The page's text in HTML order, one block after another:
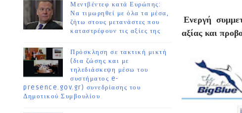
Μεντβέντεφ κατά Ευρώπης:
Να τιμωρηθεί με όλα τα μέσα,
ζήτω στους μετανάστες που
καταστρέφουν τις αξίες της
Πρόσκληση σε τακτική μικτή
(δια ζώσης και με
τηλεδιάσκεψη μέσω του
συστήματος e-
presence.gov.gr) συνεδρίασης του
Δημοτικού Συμβουλίου
Ενεργή
αξίας και